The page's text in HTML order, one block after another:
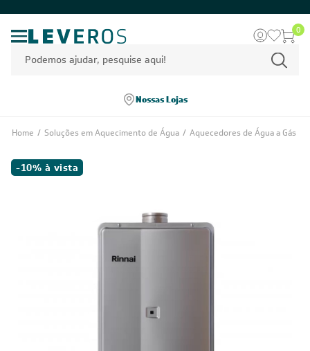
0
Nossas Lojas
Home / Soluções em Aquecimento de Água / Aquecedores de Água a Gás
-10% à vista